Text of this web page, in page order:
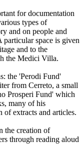
for documentation
types of
and on people and
space is given
and to the
the Medici Villa.
the 'Perodi Fund'
from Cerreto, a small
Prosperi Fund' which
many of his
of extracts and articles.
the creation of
through reading aloud